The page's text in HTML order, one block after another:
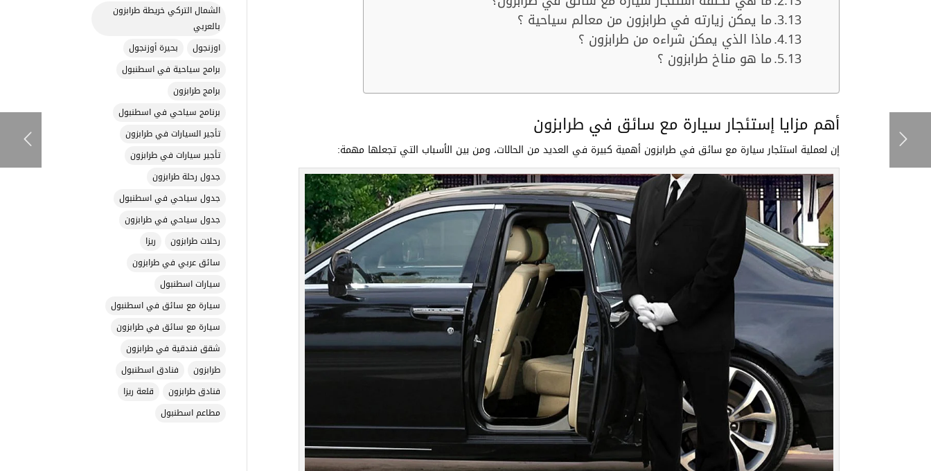
ما يمكن زيارته في طرابزون من معالم سياحية ؟
ماذا الذي يمكن شراءه من طرابزون ؟
ما هو مناخ طرابزون ؟
أهم مزايا إستئجار سيارة مع سائق في طرابزون
إن لعملية استئجار سيارة مع سائق في طرابزون أهمية كبيرة في العديد من الحالات، ومن بين الأسباب التي تجعلها مهمة:
الشمال التركي خريطة طرابزون
بالعربي
اوزنجول
بحيرة أوزنجول
برامج سياحية في اسطنبول
برامج طرابزون
برنامج سياحي في اسطنبول
تأجير السيارات في طرابزون
تأجير سيارات في طرابزون
جدول رحلة طرابزون
جدول سياحي في اسطنبول
جدول سياحي في طرابزون
رحلات طرابزون
ريزا
سائق عربي في طرابزون
سيارات اسطنبول
سيارة مع سائق في اسطنبول
سيارة مع سائق في طرابزون
شقق فندقية في طرابزون
طرابزون
فنادق اسطنبول
فنادق طرابزون
قلعة ريزا
مطاعم اسطنبول